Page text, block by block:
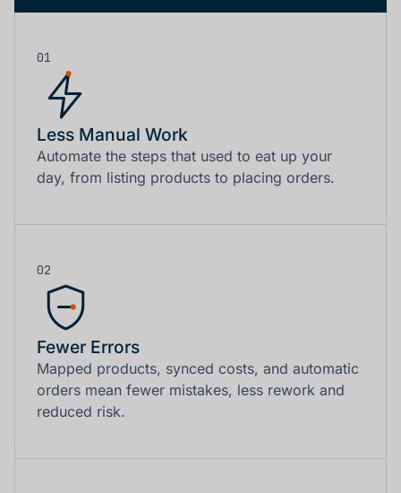
01
Less Manual Work
Automate the steps that used to eat up your
day, from listing products to placing orders.
02
Fewer Errors
Mapped products, synced costs, and automatic
orders mean fewer mistakes, less rework and
reduced risk.